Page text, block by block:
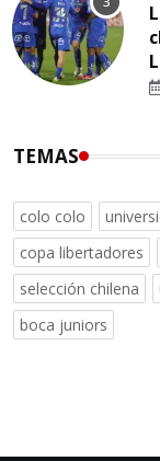
TEMAS
colo colo
copa libertadores
selección chilena
boca juniors